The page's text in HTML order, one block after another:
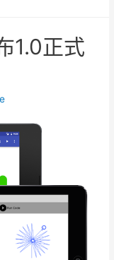
1.0正式